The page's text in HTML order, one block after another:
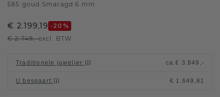
585 goud Smaragd 6 mm
€ 2.199,19 -20 %
€ 2.749,-excl. BTW
Traditionele juwelier: ca.€ 3.849,-
U bespaart: € 1.649,81